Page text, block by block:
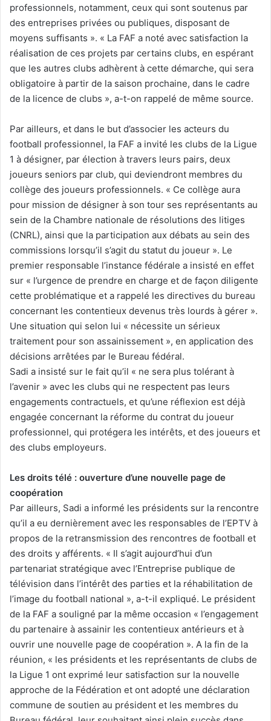
professionnels, notamment, ceux qui sont soutenus par
des entreprises privées ou publiques, disposant de
moyens suffisants ». « La FAF a noté avec satisfaction la
réalisation de ces projets par certains clubs, en espérant
que les autres clubs adhèrent à cette démarche, qui sera
obligatoire à partir de la saison prochaine, dans le cadre
de la licence de clubs », a-t-on rappelé de même source.
Par ailleurs, et dans le but d’associer les acteurs du
football professionnel, la FAF a invité les clubs de la Ligue
1 à désigner, par élection à travers leurs pairs, deux
joueurs seniors par club, qui deviendront membres du
collège des joueurs professionnels. « Ce collège aura
pour mission de désigner à son tour ses représentants au
sein de la Chambre nationale de résolutions des litiges
(CNRL), ainsi que la participation aux débats au sein des
commissions lorsqu’il s’agit du statut du joueur ». Le
premier responsable l’instance fédérale a insisté en effet
sur « l’urgence de prendre en charge et de façon diligente
cette problématique et a rappelé les directives du bureau
concernant les contentieux devenus très lourds à gérer ».
Une situation qui selon lui « nécessite un sérieux
traitement pour son assainissement », en application des
décisions arrêtées par le Bureau fédéral.
Sadi a insisté sur le fait qu’il « ne sera plus tolérant à
l’avenir » avec les clubs qui ne respectent pas leurs
engagements contractuels, et qu’une réflexion est déjà
engagée concernant la réforme du contrat du joueur
professionnel, qui protégera les intérêts, et des joueurs et
des clubs employeurs.
Les droits télé : ouverture d’une nouvelle page de
coopération
Par ailleurs, Sadi a informé les présidents sur la rencontre
qu’il a eu dernièrement avec les responsables de l’EPTV à
propos de la retransmission des rencontres de football et
des droits y afférents. « Il s’agit aujourd’hui d’un
partenariat stratégique avec l’Entreprise publique de
télévision dans l’intérêt des parties et la réhabilitation de
l’image du football national », a-t-il expliqué. Le président
de la FAF a souligné par la même occasion « l’engagement
du partenaire à assainir les contentieux antérieurs et à
ouvrir une nouvelle page de coopération ». A la fin de la
réunion, « les présidents et les représentants de clubs de
la Ligue 1 ont exprimé leur satisfaction sur la nouvelle
approche de la Fédération et ont adopté une déclaration
commune de soutien au président et les membres du